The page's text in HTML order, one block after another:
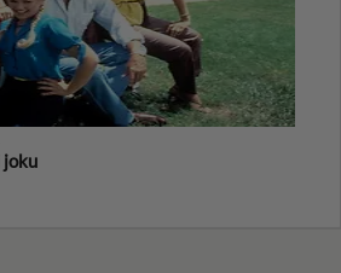
joku